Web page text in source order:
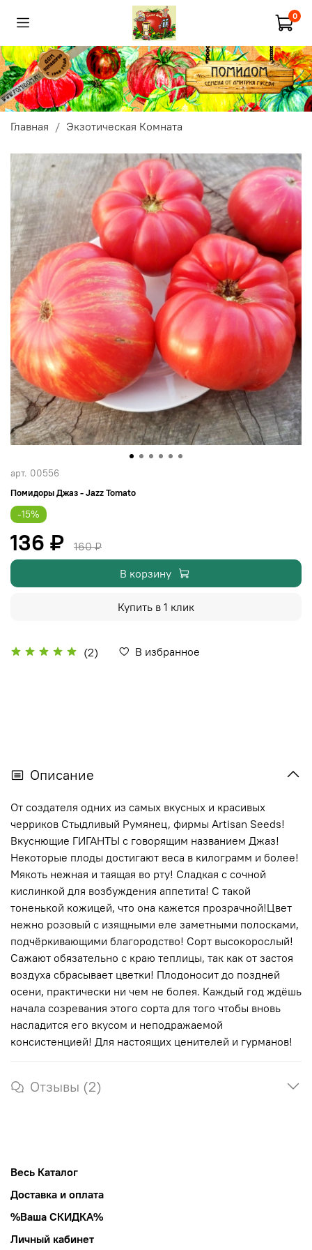
0
Главная Экзотическая Комната
арт. 00556
Помидоры Джаз - Jazz Tomato
(2) В избранное
-15%
136 ₽
160 ₽
В корзину
Купить в 1 клик
Описание
От создателя одних из самых вкусных и красивых
черриков Стыдливый Румянец, фирмы Artisan Seeds!
Вкуснющие ГИГАНТЫ с говорящим названием Джаз!
Некоторые плоды достигают веса в килограмм и более!
Мякоть нежная и таящая во рту! Сладкая с сочной
кислинкой для возбуждения аппетита! С такой
тоненькой кожицей, что она кажется прозрачной!Цвет
нежно розовый с изящными еле заметными полосками,
подчёркивающими благородство! Сорт высокорослый!
Сажают обязательно с краю теплицы, так как от застоя
воздуха сбрасывает цветки! Плодоносит до поздней
осени, практически ни чем не болея. Каждый год ждёшь
начала созревания этого сорта для того чтобы вновь
насладится его вкусом и неподражаемой
консистенцией! Для настоящих ценителей и гурманов!
Отзывы (2)
Весь Каталог
Доставка и оплата
%Ваша СКИДКА%
Личный кабинет